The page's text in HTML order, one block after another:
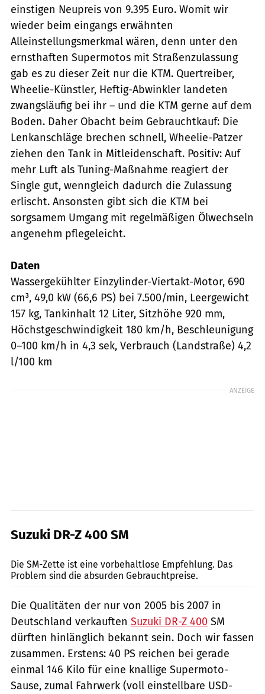
einstigen Neupreis von 9.395 Euro. Womit wir
wieder beim eingangs erwähnten
Alleinstellungsmerkmal wären, denn unter den
ernsthaften Supermotos mit Straßenzulassung
gab es zu dieser Zeit nur die KTM. Quertreiber,
Wheelie-Künstler, Heftig-Abwinkler landeten
zwangsläufig bei ihr – und die KTM gerne auf dem
Boden. Daher Obacht beim Gebrauchtkauf: Die
Lenkanschläge brechen schnell, Wheelie-Patzer
ziehen den Tank in Mitleidenschaft. Positiv: Auf
mehr Luft als Tuning-Maßnahme reagiert der
Single gut, wenngleich dadurch die Zulassung
erlischt. Ansonsten gibt sich die KTM bei
sorgsamem Umgang mit regelmäßigen Ölwechseln
angenehm pflegeleicht.
Daten
Wassergekühlter Einzylinder-Viertakt-Motor, 690
cm³, 49,0 kW (66,6 PS) bei 7.500/min, Leergewicht
157 kg, Tankinhalt 12 Liter, Sitzhöhe 920 mm,
Höchstgeschwindigkeit 180 km/h, Beschleunigung
0–100 km/h in 4,3 sek, Verbrauch (Landstraße) 4,2
l/100 km
ANZEIGE
Suzuki DR-Z 400 SM
Die SM-Zette ist eine vorbehaltlose Empfehlung. Das
Problem sind die absurden Gebrauchtpreise.
Die Qualitäten der nur von 2005 bis 2007 in
Deutschland verkauften Suzuki DR-Z 400 SM
dürften hinlänglich bekannt sein. Doch wir fassen
zusammen. Erstens: 40 PS reichen bei gerade
einmal 146 Kilo für eine knallige Supermoto-
Sause, zumal Fahrwerk (voll einstellbare USD-